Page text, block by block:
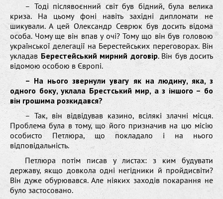
– Тоді післявоєнний світ був бідний, була велика
криза. На цьому фоні навіть західні дипломати не
шикували. А цей Олександр Севрюк був досить відома
особа. Чому ще він впав у очі? Тому що він був головою
української делегації на Берестейських переговорах. Він
укладав Берестейський мирний договір. Він був досить
відомою особою в Європі.
– На нього звернули увагу як на людину, яка, з
одного боку, уклала Брестський мир, а з іншого – бо
він грошима розкидався?
– Так, він відвідував казино, всілякі злачні місця.
Проблема була в тому, що його призначив на цю місію
особисто Петлюра, що покладало і на нього
відповідальність.
Петлюра потім писав у листах: з ким будувати
державу, якщо довкола одні негідники й пройдисвіти?
Він дуже обурювався. Але ніяких заходів покарання не
було застосовано.